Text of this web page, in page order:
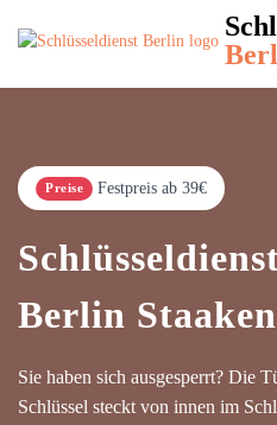
Preise Festpreis ab 39€
Berlin Staaken
Sie haben sich ausgesperrt? Die
Schlüssel steckt von innen im